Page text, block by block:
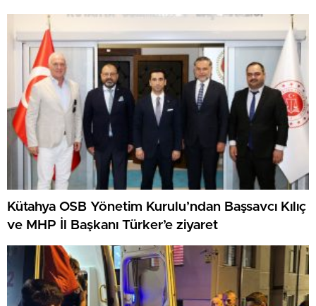
Kütahya OSB Yönetim Kurulu’ndan Başsavcı Kılıç
ve MHP İl Başkanı Türker’e ziyaret